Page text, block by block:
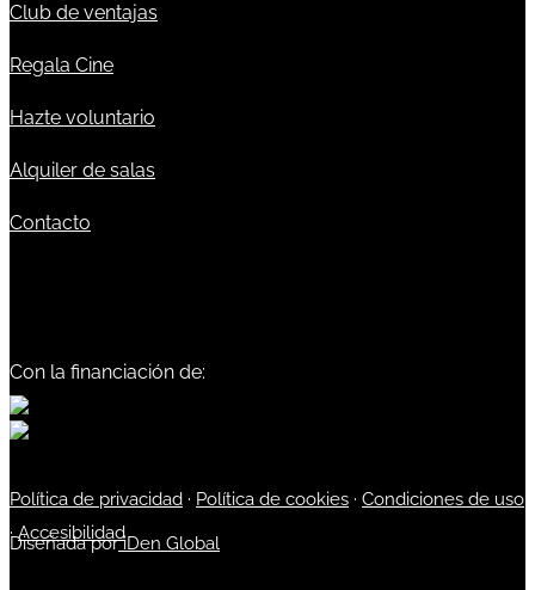
Club de ventajas
Regala Cine
Hazte voluntario
Alquiler de salas
Contacto
Con la financiación de:
Política de privacidad · Política de cookies · Condiciones de uso
·Accesibilidad
Diseñada poriDen Global